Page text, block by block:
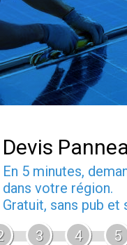
Devis
En 5 minutes,
dans votre région.
Gratuit, sans pub et
3 4 5